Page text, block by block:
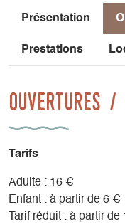
s'organisent autour de
• l'accueil en
• la diffusion de
• la formation à
musique, danse…) à
• l’évènementiel festif
deux événements : au
forte coloration Cirque
Présentation
Prestations
Ouvertures
Tarifs
Adulte : 16 €
Enfant : à partir de 6 €
Tarif réduit : à partir de